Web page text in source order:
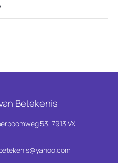
Betekenis
53, 7913 VX